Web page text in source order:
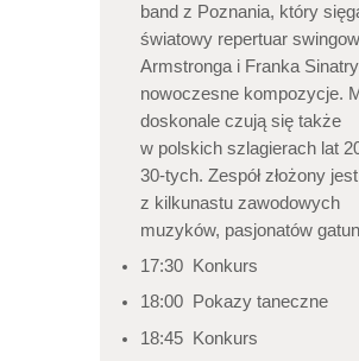
band z Poznania, który
światowy repertuar
Armstronga i Franka
nowoczesne kompozycje.
doskonale czują się także
w polskich szlagierach lat
30-tych. Zespół złożony jest
z kilkunastu zawodowych
muzyków, pasjonatów
17:30 Konkurs
18:00 Pokazy taneczne
18:45 Konkurs